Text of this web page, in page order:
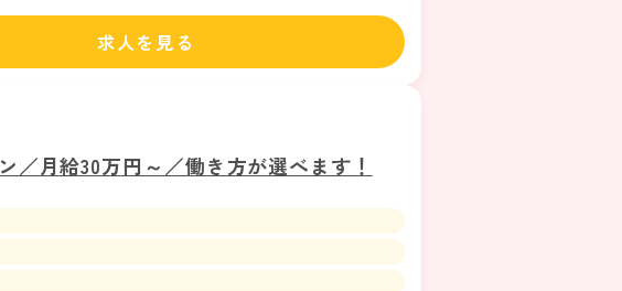
求人を見る
月給30万円～／働き方が選べます！